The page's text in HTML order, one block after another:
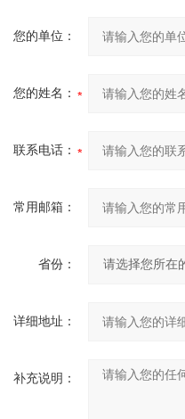
您的单位：
您的姓名：
联系电话：
常用邮箱：
省份：
详细地址：
补充说明：